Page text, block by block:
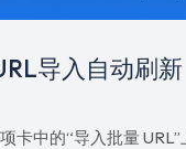
导入自动刷新
卡中的“导入批量